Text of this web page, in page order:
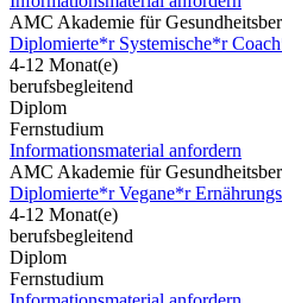
AMC Akademie für
Diplomierte*r Systemische*r
4-12 Monat(e)
berufsbegleitend
Diplom
Fernstudium
Informationsmaterial anfordern
AMC Akademie für
Diplomierte*r Vegane*r
4-12 Monat(e)
berufsbegleitend
Diplom
Fernstudium